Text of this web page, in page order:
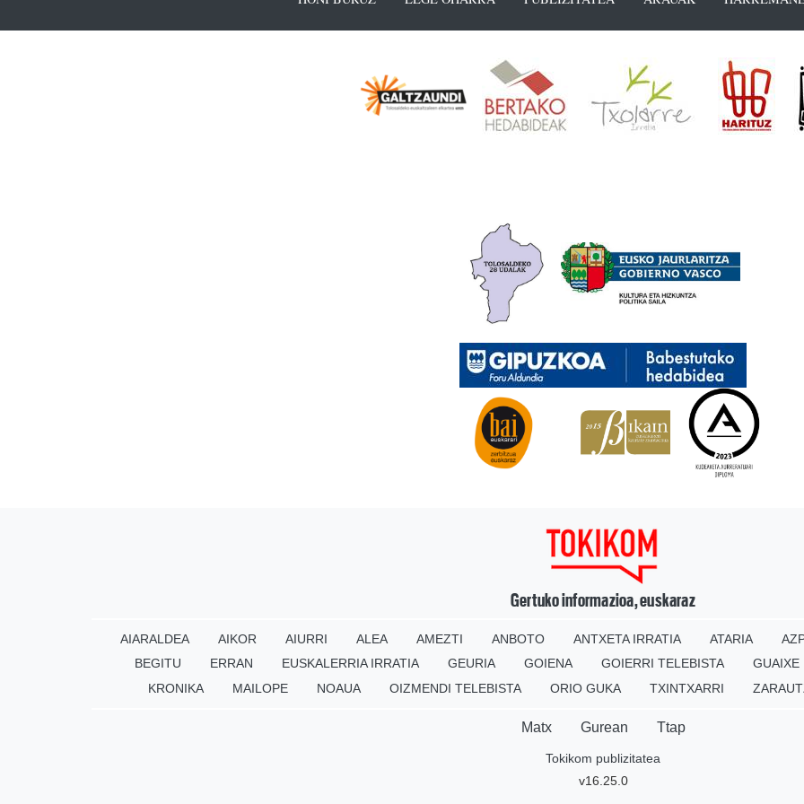
Gertuko informazioa, euskaraz
AIARALDEA AIKOR AIURRI ALEA AMEZTI ANBOTO ANTXETA IRRATIA ATARIA
BEGITU
ERRAN EUSKALERRIA IRRATIA GEURIA GOIENA GOIERRI TELEBISTA
GUAIXE
KRONIKA
MAILOPE NOAUA OIZMENDI TELEBISTA ORIO GUKA TXINTXARRI
Matx Gurean Ttap
Tokikom publizitatea
v16.25.0